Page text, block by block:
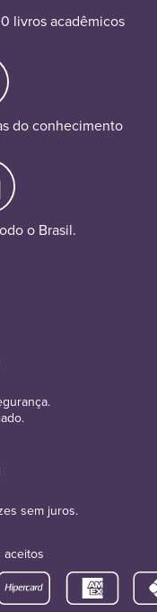
livros acadêmicos
do conhecimento
o Brasil.
sem juros.
aceitos